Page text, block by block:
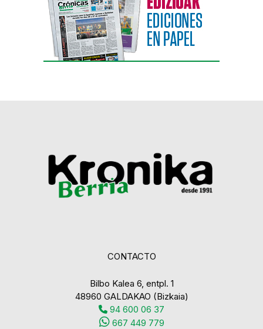
CONTACTO
Bilbo Kalea 6, entpl. 1
48960 GALDAKAO (Bizkaia)
94 600 06 37
667 449 779